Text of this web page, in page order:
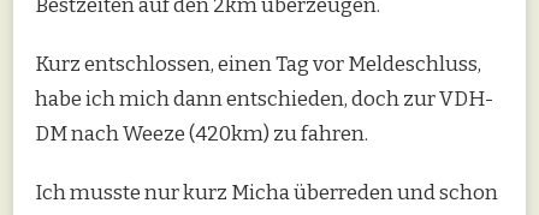
Bestzeiten auf den 2km überzeugen.
Kurz entschlossen, einen Tag vor Meldeschluss,
habe ich mich dann entschieden, doch zur VDH-
DM nach Weeze (420km) zu fahren.
Ich musste nur kurz Micha überreden und schon